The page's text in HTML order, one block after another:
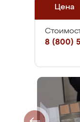
Цена
8 (800)